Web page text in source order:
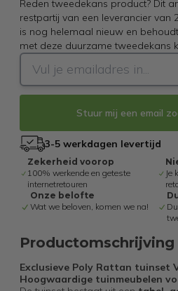
Reden tweedekans product? Dit
restpartij van een leverancier van
is nog helemaal nieuw en
met deze duurzame tweedekans
Stuur mij een email
3-5 werkdagen levertijd
Zekerheid voorop
100% werkende en geteste
internetretouren
Je
Onze belofte
Wat we beloven, komen we na!
Productomschrijving
Exclusieve Poly Rattan tuinset
Hoogwaardige tuinmeubelen